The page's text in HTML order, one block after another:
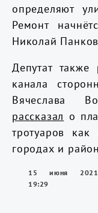
определяют
Ремонт
Николай
Депутат также
канала
Вячеслава
рассказал о
тротуаров
городах и
15 июня
19:29